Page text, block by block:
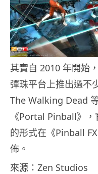
其實自 2010 年開始
彈珠平台上推出過不
The Walking Dead
《Portal Pinball》
的形式在《Pinball
佈。
來源：Zen Studios